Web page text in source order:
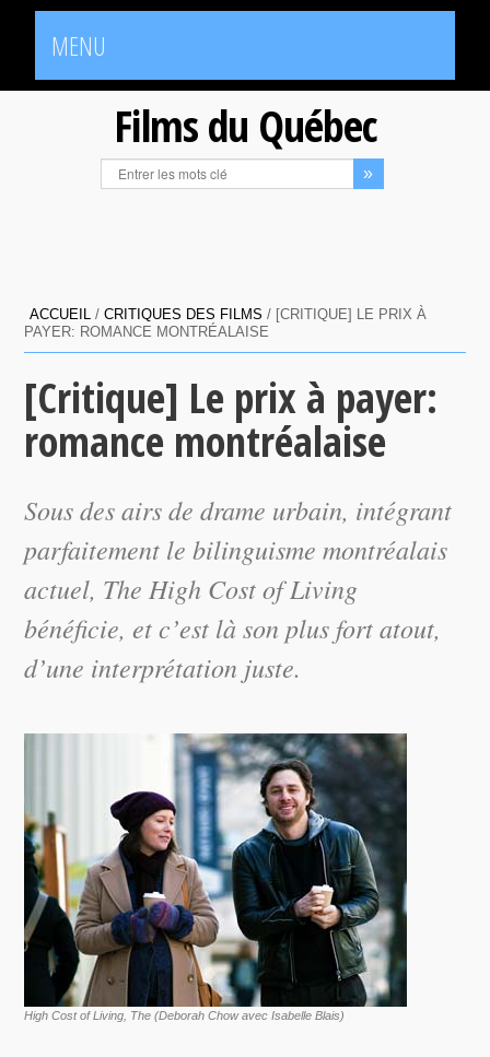
MENU
Films du Québec
ACCUEIL /CRITIQUES DES FILMS / [CRITIQUE] LE PRIX À
PAYER: ROMANCE MONTRÉALAISE
[Critique] Le prix à payer:
romance montréalaise
Sous des airs de drame urbain, intégrant
parfaitement le bilinguisme montréalais
actuel, The High Cost of Living
bénéficie, et c’est là son plus fort atout,
d’une interprétation juste.
High Cost of Living, The (Deborah Chow avec Isabelle Blais)